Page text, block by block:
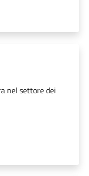
nel settore dei